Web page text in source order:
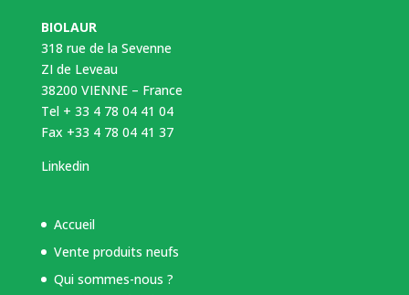
BIOLAUR
318 rue de la Sevenne
ZI de Leveau
38200 VIENNE – France
Tel + 33 4 78 04 41 04
Fax +33 4 78 04 41 37
Linkedin
Accueil
Vente produits neufs
Qui sommes-nous ?